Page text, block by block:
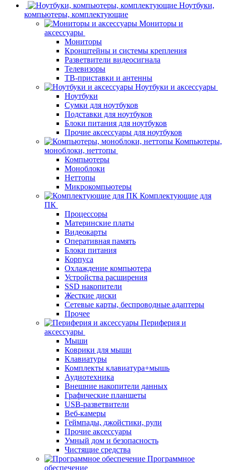
Ноутбуки,
компьютеры, комплектующие
Мониторы и
аксессуары
Мониторы
Кронштейны и системы крепления
Разветвители видеосигнала
Телевизоры
ТВ-приставки и антенны
Ноутбуки и аксессуары
Ноутбуки
Сумки для ноутбуков
Подставки для ноутбуков
Блоки питания для ноутбуков
Прочие аксессуары для ноутбуков
Компьютеры,
моноблоки, неттопы
Компьютеры
Моноблоки
Неттопы
Микрокомпьютеры
Комплектующие для
ПК
Процессоры
Материнские платы
Видеокарты
Оперативная память
Блоки питания
Корпуса
Охлаждение компьютера
Устройства расширения
SSD накопители
Жесткие диски
Сетевые карты, беспроводные адаптеры
Прочее
Периферия и
аксессуары
Мыши
Коврики для мыши
Клавиатуры
Комплекты клавиатура+мышь
Аудиотехника
Внешние накопители данных
Графические планшеты
USB-разветвители
Веб-камеры
Геймпады, джойстики, рули
Прочие аксессуары
Умный дом и безопасность
Чистящие средства
Программное
обеспечение